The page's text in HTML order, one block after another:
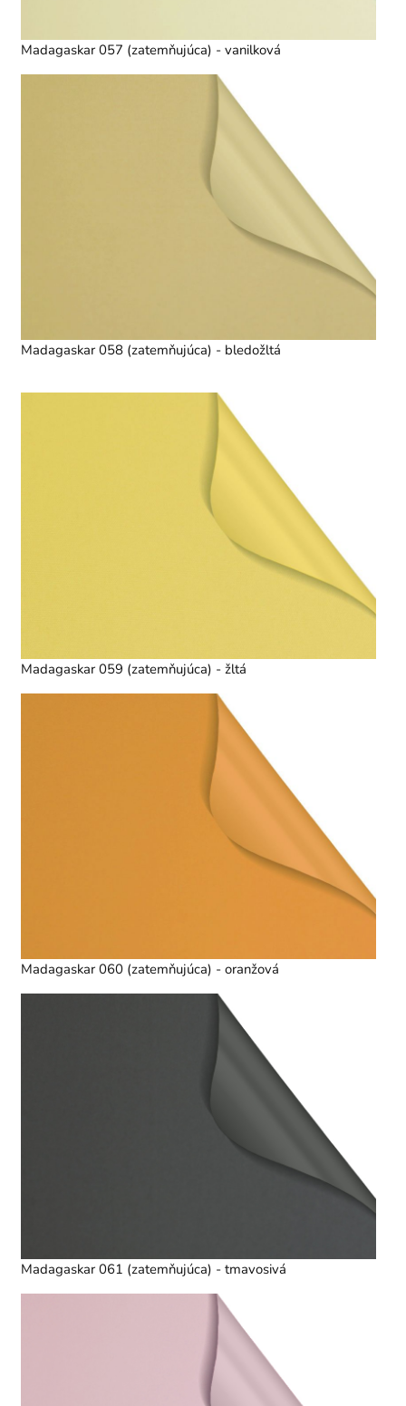
Madagaskar 057 (zatemňujúca) - vanilková
Madagaskar 058 (zatemňujúca) - bledožltá
Madagaskar 059 (zatemňujúca) - žltá
Madagaskar 060 (zatemňujúca) - oranžová
Madagaskar 061 (zatemňujúca) - tmavosivá